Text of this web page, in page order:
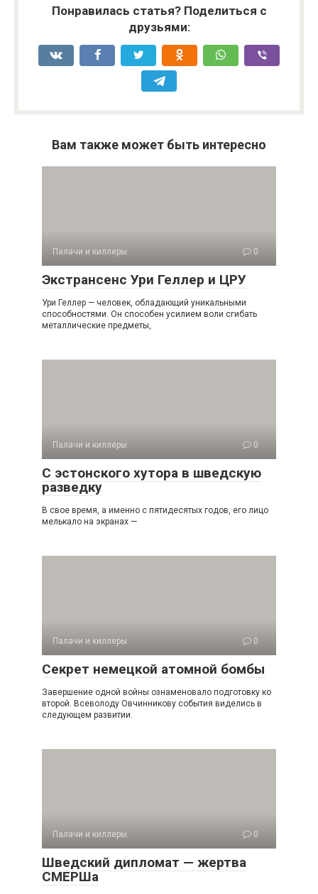
Понравилась статья? Поделиться с
друзьями:
Вам также может быть интересно
Палачи и киллеры 0
Экстрансенс Ури Геллер и ЦРУ
Ури Геллер — человек, обладающий уникальными
способностями. Он способен усилием воли сгибать
металлические предметы,
Палачи и киллеры 0
С эстонского хутора в шведскую
разведку
В свое время, а именно с пятидесятых годов, его лицо
мелькало на экранах —
Палачи и киллеры 0
Секрет немецкой атомной бомбы
Завершение одной войны ознаменовало подготовку ко
второй. Всеволоду Овчинникову события виделись в
следующем развитии.
Палачи и киллеры 0
Шведский дипломат — жертва
СМЕРШа